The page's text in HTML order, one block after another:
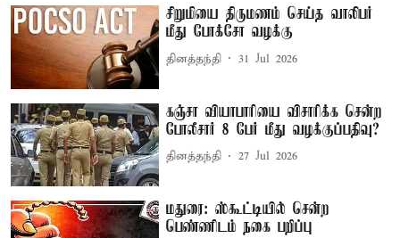
சிறுமியை திருமணம் செய்த வாலிபர்
மீது போக்சோ வழக்கு
தினத்தந்தி 31 Jul 2026
கஞ்சா வியாபாரியை விசாரிக்க சென்ற
போலீசார் 8 பேர் மீது வழக்குப்பதிவு?
தினத்தந்தி 27 Jul 2026
மதுரை: ஸ்கூட்டியில் சென்ற
பெண்ணிடம் நகை பறிப்பு